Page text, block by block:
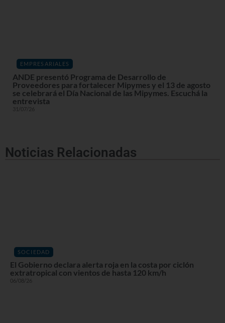
EMPRESARIALES
ANDE presentó Programa de Desarrollo de
Proveedores para fortalecer Mipymes y el 13 de agosto
se celebrará el Día Nacional de las Mipymes. Escuchá la
entrevista
31/07/26
Noticias Relacionadas
SOCIEDAD
El Gobierno declara alerta roja en la costa por ciclón
extratropical con vientos de hasta 120 km/h
06/08/26